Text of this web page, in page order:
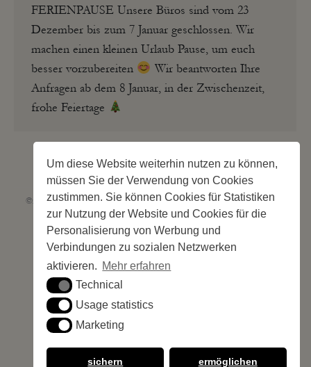
Um diese Website weiterhin nutzen zu können,
müssen Sie der Verwendung von Cookies
zustimmen. Sie können Cookies für Statistiken
zur Nutzung der Website und Cookies für die
Personalisierung von Werbung und
Verbindungen zu sozialen Netzwerken
aktivieren. Mehr erfahren
TechnicalTechnical
Usage statistics
Usage statistics
MarketingMarketing
sichern ermöglichen
FERIENPAUSE Unsere Büros sind vom 23
Dezember bis zum 7 Januar geschlossen. Wir
machen einen kleinen Urlaub Pause, um euch
besser vorzubereiten
Wir beantworten Ihre
Anfragen ab dem 8 Januar, in der Zwischenzeit,
frohe Feiertage
©2026 Les Criques de Porteils | SIRET: 539 925 636 00026 - Classement 5
étoiles Tourisme N°C66-001852-004 du 28 mai 2026 – 244 Stellplätze
Site web réalisé par Cédric Postel Webmaster